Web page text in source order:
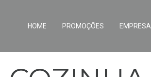
HOME PROMOÇÕES EMPRESA